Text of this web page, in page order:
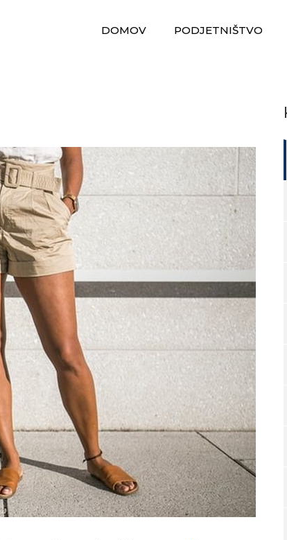
DOMOV PODJETNIŠTVO